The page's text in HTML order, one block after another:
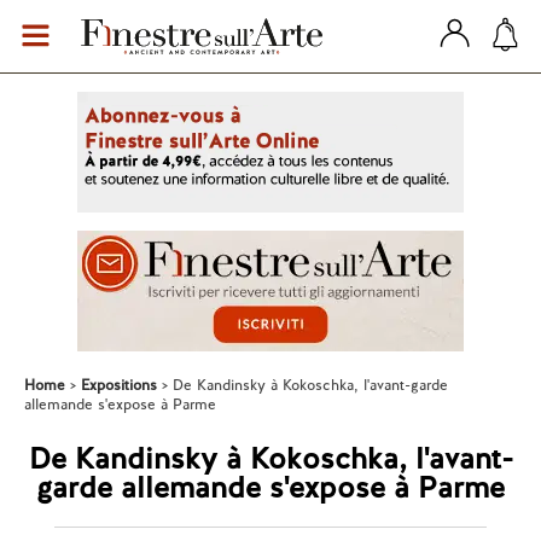
Home Expositions
De Kandinsky à Kokoschka, l'avant-garde
allemande s'expose à Parme
De Kandinsky à Kokoschka, l'avant-
garde allemande s'expose à Parme